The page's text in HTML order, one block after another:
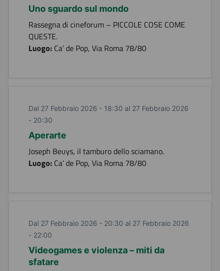
Uno sguardo sul mondo
Rassegna di cineforum – PICCOLE COSE COME
QUESTE.
Luogo: Ca’ de Pop, Via Roma 78/80
Dal 27 Febbraio 2026 - 18:30 al 27 Febbraio 2026
- 20:30
Aperarte
Joseph Beuys, il tamburo dello sciamano.
Luogo: Ca’ de Pop, Via Roma 78/80
Dal 27 Febbraio 2026 - 20:30 al 27 Febbraio 2026
- 22:00
Videogames e violenza – miti da
sfatare